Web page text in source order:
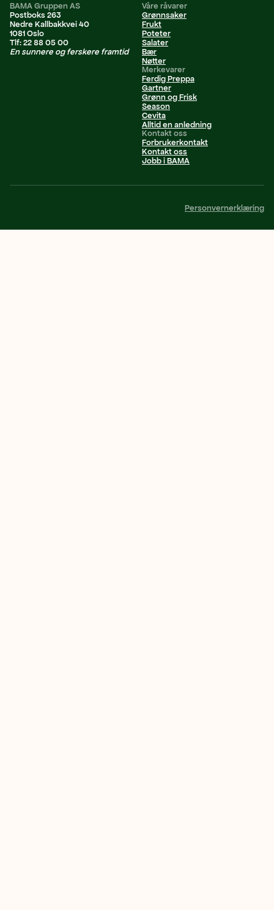
BAMA Gruppen AS
Postboks 263
Nedre Kallbakkvei 40
1081 Oslo
Tlf: 22 88 05 00
En sunnere og ferskere framtid
Våre råvarer
Grønnsaker
Frukt
Poteter
Salater
Bær
Nøtter
Merkevarer
Ferdig Preppa
Gartner
Grønn og Frisk
Season
Cevita
Alltid en anledning
Kontakt oss
Forbrukerkontakt
Kontakt oss
Jobb i BAMA
Personvernerklæring